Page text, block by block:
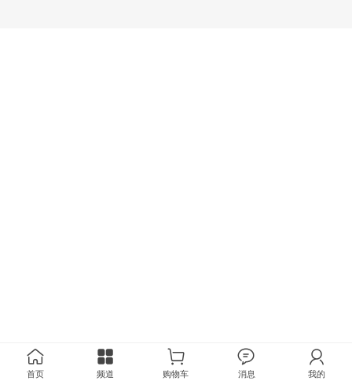
首页 频道 购物车 消息 我的